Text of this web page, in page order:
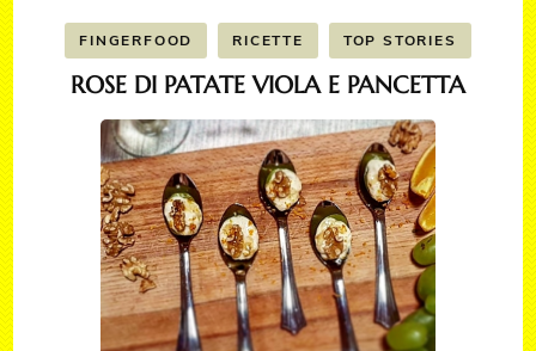
FINGERFOOD RICETTE TOP STORIES
ROSE DI PATATE VIOLA E PANCETTA